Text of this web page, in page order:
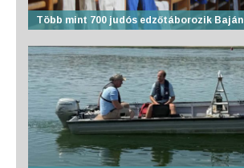
Több mint 700 judós edzőtáborozik Baján